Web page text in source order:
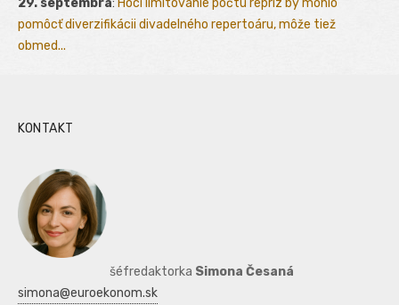
29. septembra: Hoci limitovanie počtu repríz by mohlo
pomôcť diverzifikácii divadelného repertoáru, môže tiež
obmed...
KONTAKT
šéfredaktorka Simona Česaná
simona@euroekonom.sk